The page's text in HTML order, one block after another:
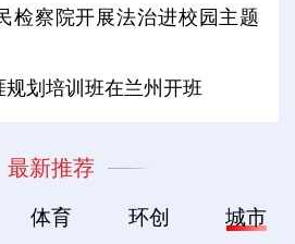
检察院开展法治进校园主题
划培训班在兰州开班
最新推荐
体育 环创 城市